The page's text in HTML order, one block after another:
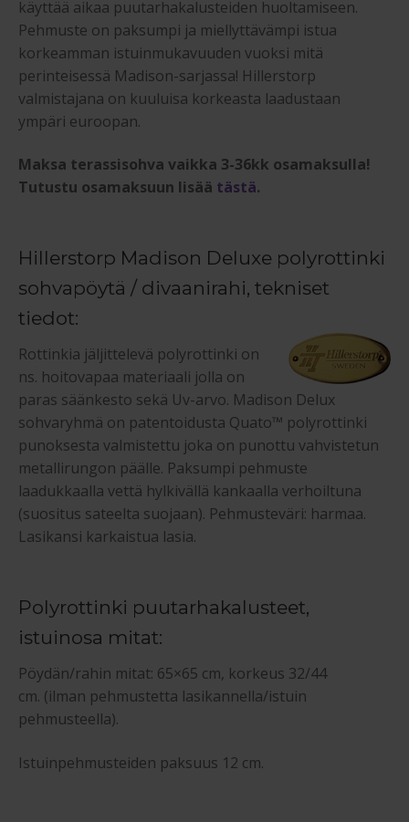
käyttää aikaa puutarhakalusteiden huoltamiseen.
Pehmuste on paksumpi ja miellyttävämpi istua
korkeamman istuinmukavuuden vuoksi mitä
perinteisessä Madison-sarjassa! Hillerstorp
valmistajana on kuuluisa korkeasta laadustaan
ympäri euroopan.
Maksa terassisohva vaikka 3-36kk osamaksulla!
Tutustu osamaksuun lisää tästä.
Hillerstorp Madison Deluxe polyrottinki
sohvapöytä / divaanirahi, tekniset
tiedot:
Rottinkia jäljittelevä polyrottinki on
ns. hoitovapaa materiaali jolla on
paras säänkesto sekä Uv-arvo. Madison Delux
sohvaryhmä on patentoidusta Quato™ polyrottinki
punoksesta valmistettu joka on punottu vahvistetun
metallirungon päälle. Paksumpi pehmuste
laadukkaalla vettä hylkivällä kankaalla verhoiltuna
(suositus sateelta suojaan). Pehmusteväri: harmaa.
Lasikansi karkaistua lasia.
Polyrottinki puutarhakalusteet,
istuinosa mitat:
Pöydän/rahin mitat: 65×65 cm, korkeus 32/44
cm. (ilman pehmustetta lasikannella/istuin
pehmusteella).
Istuinpehmusteiden paksuus 12 cm.